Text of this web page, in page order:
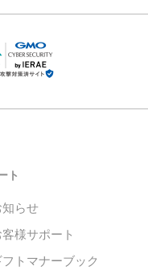
ト
知らせ
客様サポート
フトマナーブック